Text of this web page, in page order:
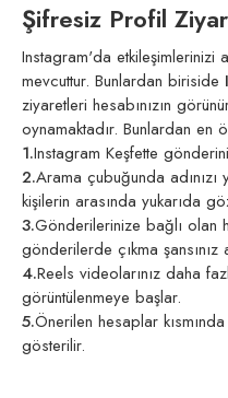
Şifresiz Profil
Instagram'da etkileşimlerinizi
mevcuttur. Bunlardan biriside
ziyaretleri hesabınızın
oynamaktadır. Bunlardan en
1.Instagram Keşfette
2.Arama çubuğunda adınızı
kişilerin arasında yukarıda
3.Gönderilerinize bağlı olan
gönderilerde çıkma şansınız
4.Reels videolarınız daha
görüntülenmeye başlar.
5.Önerilen hesaplar
gösterilir.